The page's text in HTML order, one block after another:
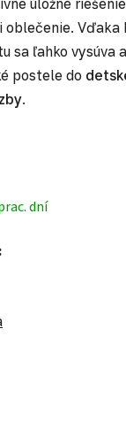
úložné
Vďaka
sa ľahko vysúva
postele do
.
dní